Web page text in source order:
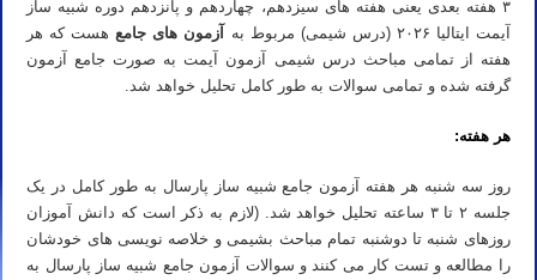
۳ هفته بعدی یعنی هفته های سیزدهم، چهاردهم و پانزدهم دوره شبیه ساز
آیمت ایتالیا ۲۰۲۶ (درس شیمی) مربوط به
آزمون های جامعهست که هر
هفته از تمامی مباحث درس شیمی آزمون آیمت به صورت جامع آزمون
گرفته شده و تمامی سوالات به طور کامل تحلیل خواهد شد.
هر هفته:
روز سه شنبه هر هفته آزمون جامع شبیه ساز پارسال به طور کامل در یک
جلسه ۲ تا ۳ ساعته تحلیل خواهد شد. (لازم به ذکر است که دانش آموزان
روزهای شنبه تا دوشنبه تمام مباحث بشیمی و خلاصه نویسی های خودشان
را مطالعه و تست کار می کنند و سوالات آزمون جامع شبیه ساز پارسال به